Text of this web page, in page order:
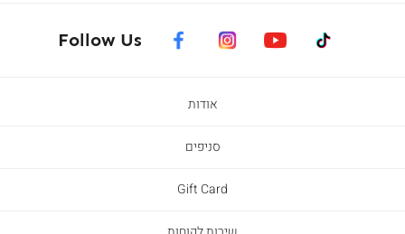
אודות
סניפים
Gift Card
Follow Us facebook instagram youtube tiktok